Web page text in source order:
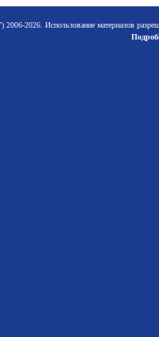
2026. Использование материалов